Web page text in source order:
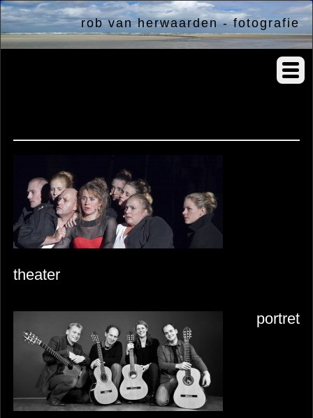
rob van herwaarden - fotografie
theater
portret